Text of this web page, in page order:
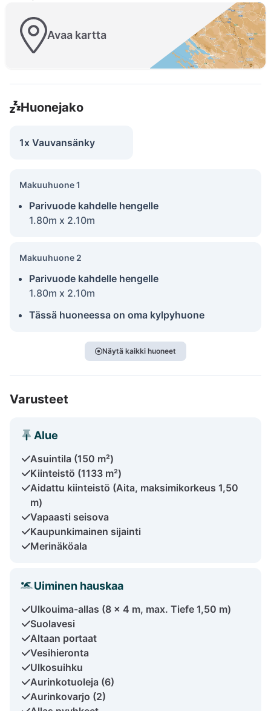
Avaa kartta
Huonejako
1x Vauvansänky
Makuuhuone 1
Parivuode kahdelle hengelle
1.80m x 2.10m
Makuuhuone 2
Parivuode kahdelle hengelle
1.80m x 2.10m
Tässä huoneessa on oma kylpyhuone
Näytä kaikki huoneet
Varusteet
Alue
Asuintila (150 m²)
Kiinteistö (1133 m²)
Aidattu kiinteistö (Aita, maksimikorkeus 1,50
m)
Vapaasti seisova
Kaupunkimainen sijainti
Merinäköala
Uiminen hauskaa
Ulkouima-allas (8 x 4 m, max. Tiefe 1,50 m)
Suolavesi
Altaan portaat
Vesihieronta
Ulkosuihku
Aurinkotuoleja (6)
Aurinkovarjo (2)